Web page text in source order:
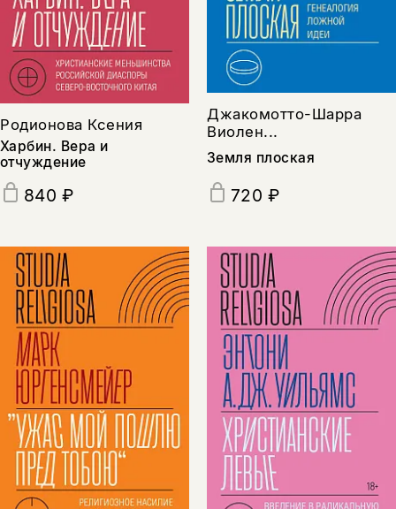
Родионова Ксения
Харбин. Вера и
отчуждение
840 ₽
Джакомотто-Шарра
Виолен...
Земля плоская
720 ₽